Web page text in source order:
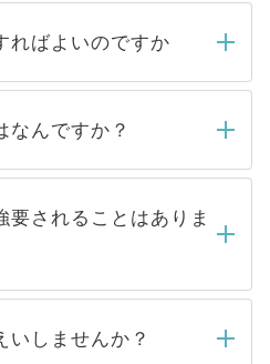
ればよいのですか
したら、弊社担当者がご
、その後メールもしくは
日以内にはご連絡をせて
、しばらくお待ちくださ
なんですか？
で取り扱っている求人の
サイトからご覧いただ
人」です。非公開求人は
て、一般には公開してい
るため 人気のある医療機
要されることはありま
することは一切ありませ
募先から内定をいただい
いしませんか？